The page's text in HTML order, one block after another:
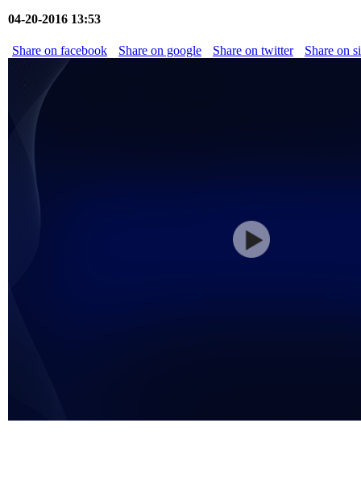
04-20-2016 13:53
Share on facebook Share on google Share on twitter Share on